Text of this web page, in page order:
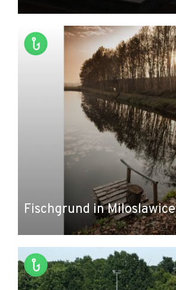
Fischgrund in Miloslawice